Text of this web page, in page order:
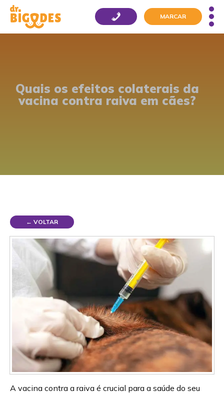
MARCAR
Quais os efeitos colaterais da
vacina contra raiva em cães?
← VOLTAR
A vacina contra a raiva é crucial para a saúde do seu